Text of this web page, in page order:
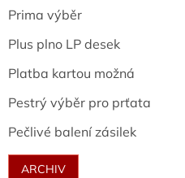
Prima výběr
Plus plno LP desek
Platba kartou možná
Pestrý výběr pro prťata
Pečlivé balení zásilek
ARCHIV